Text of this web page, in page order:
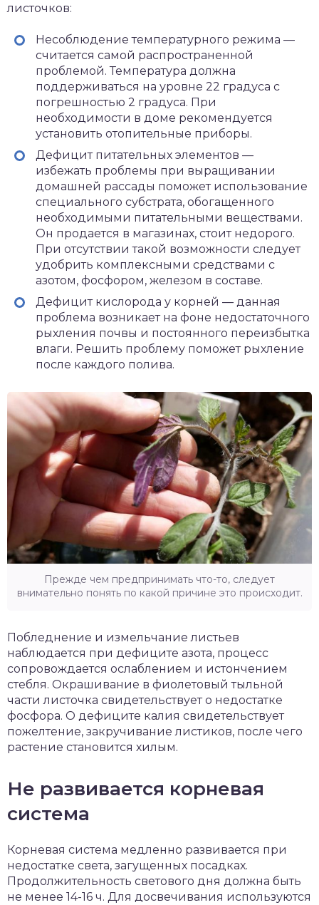
листочков:
Несоблюдение температурного режима —
считается самой распространенной
проблемой. Температура должна
поддерживаться на уровне 22 градуса с
погрешностью 2 градуса. При
необходимости в доме рекомендуется
установить отопительные приборы.
Дефицит питательных элементов —
избежать проблемы при выращивании
домашней рассады поможет использование
специального субстрата, обогащенного
необходимыми питательными веществами.
Он продается в магазинах, стоит недорого.
При отсутствии такой возможности следует
удобрить комплексными средствами с
азотом, фосфором, железом в составе.
Дефицит кислорода у корней — данная
проблема возникает на фоне недостаточного
рыхления почвы и постоянного переизбытка
влаги. Решить проблему поможет рыхление
после каждого полива.
Прежде чем предпринимать что-то, следует
внимательно понять по какой причине это происходит.
Побледнение и измельчание листьев
наблюдается при дефиците азота, процесс
сопровождается ослаблением и истончением
стебля. Окрашивание в фиолетовый тыльной
части листочка свидетельствует о недостатке
фосфора. О дефиците калия свидетельствует
пожелтение, закручивание листиков, после чего
растение становится хилым.
Не развивается корневая
система
Корневая система медленно развивается при
недостатке света, загущенных посадках.
Продолжительность светового дня должна быть
не менее 14-16 ч. Для досвечивания используются